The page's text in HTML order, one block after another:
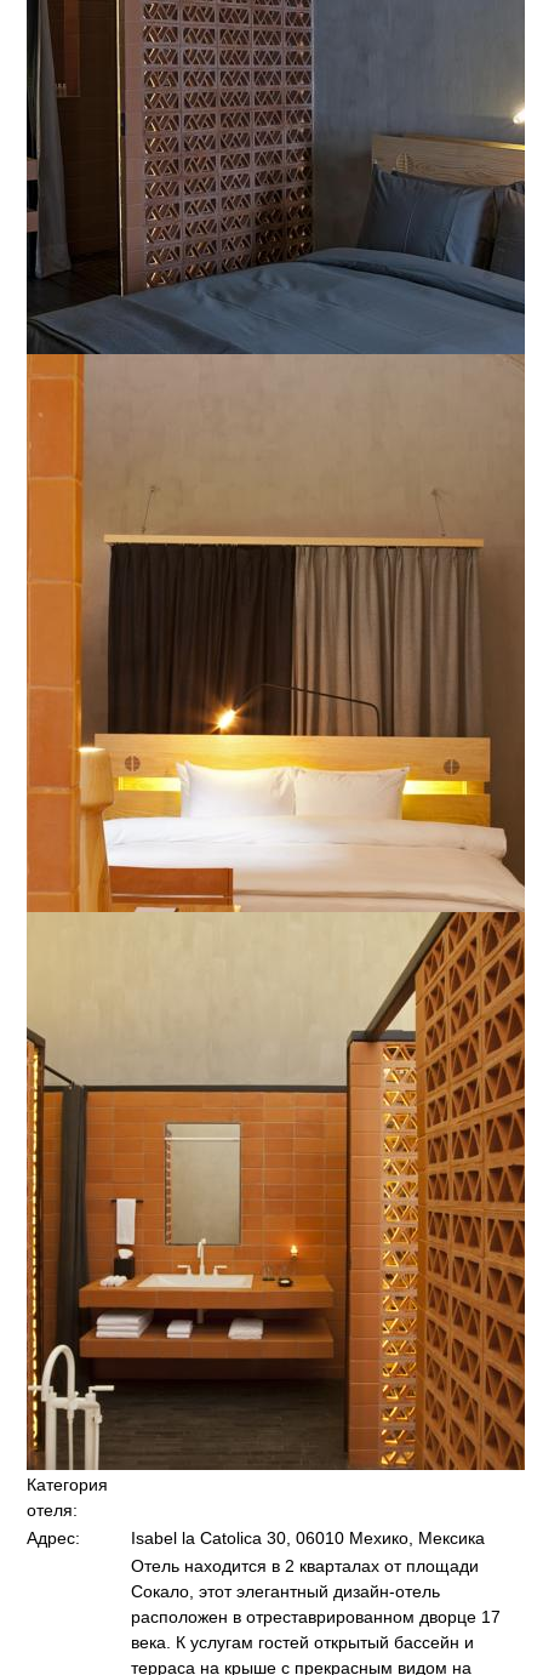
Категория
отеля:
Адрес:
Isabel la Catolica 30, 06010 Мехико, Мексика
Отель находится в 2 кварталах от площади
Сокало, этот элегантный дизайн-отель
расположен в отреставрированном дворце 17
века. К услугам гостей открытый бассейн и
терраса на крыше с прекрасным видом на